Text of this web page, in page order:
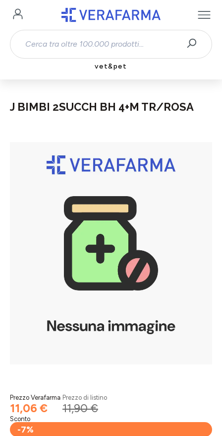
Passa al contenuto principale
vet&pet
J BIMBI 2SUCCH BH 4+M TR/ROSA
Prezzo Verafarma
11,06 €
Prezzo di listino
11,90 €
Sconto
-7%